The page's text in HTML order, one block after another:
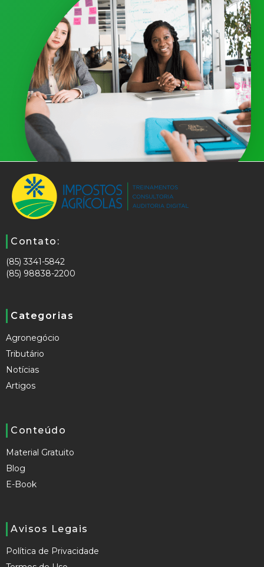
Contato:
(85) 3341-5842
(85) 98838-2200
Categorias
Agronegócio
Tributário
Notícias
Artigos
Conteúdo
Material Gratuito
Blog
E-Book
Avisos Legais
Política de Privacidade